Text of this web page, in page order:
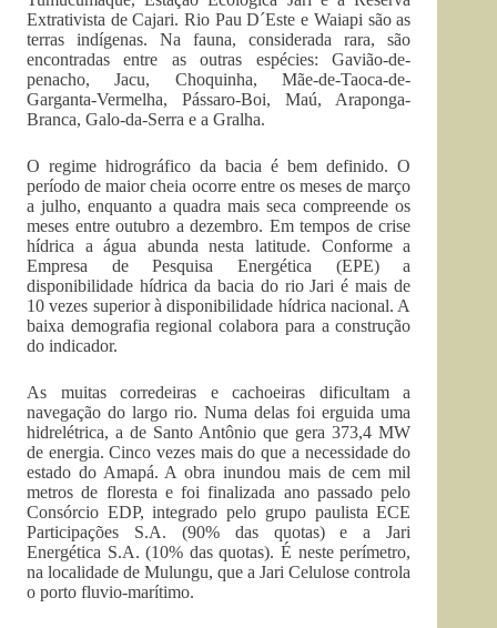
Extrativista de Cajari. Rio Pau D´Este e Waiapi são as
terras indígenas. Na fauna, considerada rara, são
encontradas entre as outras espécies: Gavião-de-
penacho, Jacu, Choquinha, Mãe-de-Taoca-de-
Garganta-Vermelha, Pássaro-Boi, Maú, Araponga-
Branca, Galo-da-Serra e a Gralha.
O regime hidrográfico da bacia é bem definido. O
período de maior cheia ocorre entre os meses de março
a julho, enquanto a quadra mais seca compreende os
meses entre outubro a dezembro. Em tempos de crise
hídrica a água abunda nesta latitude. Conforme a
Empresa de Pesquisa Energética (EPE) a
disponibilidade hídrica da bacia do rio Jari é mais de
10 vezes superior à disponibilidade hídrica nacional. A
baixa demografia regional colabora para a construção
do indicador.
As muitas corredeiras e cachoeiras dificultam a
navegação do largo rio. Numa delas foi erguida uma
hidrelétrica, a de Santo Antônio que gera 373,4 MW
de energia. Cinco vezes mais do que a necessidade do
estado do Amapá. A obra inundou mais de cem mil
metros de floresta e foi finalizada ano passado pelo
Consórcio EDP, integrado pelo grupo paulista ECE
Participações S.A. (90% das quotas) e a Jari
Energética S.A. (10% das quotas). É neste perímetro,
na localidade de Mulungu, que a Jari Celulose controla
o porto fluvio-marítimo.